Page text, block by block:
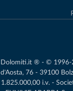
Dolomiti.it ® - © 1996-
d'Aosta, 76 - 39100
1.825.000,00 i.v. -